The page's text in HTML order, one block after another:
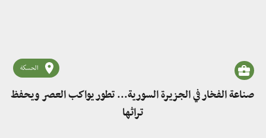
الحسكة
صناعة الفخار في الجزيرة السورية... تطور يواكب العصر ويحفظ
تراثها